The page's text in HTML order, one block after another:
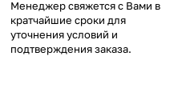
Менеджер свяжется с Вами в
кратчайшие сроки для
уточнения условий и
подтверждения заказа.